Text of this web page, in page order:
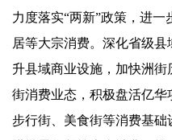
力度落实“两新”政策，进
居等大宗消费。深化省级
升县域商业设施，加快洲
街消费业态，积极盘活亿华
步行街、美食街等消费基